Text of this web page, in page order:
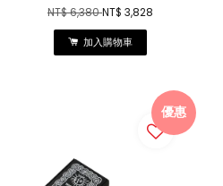
NT$ 6,380NT$ 3,828
加入購物車
優惠